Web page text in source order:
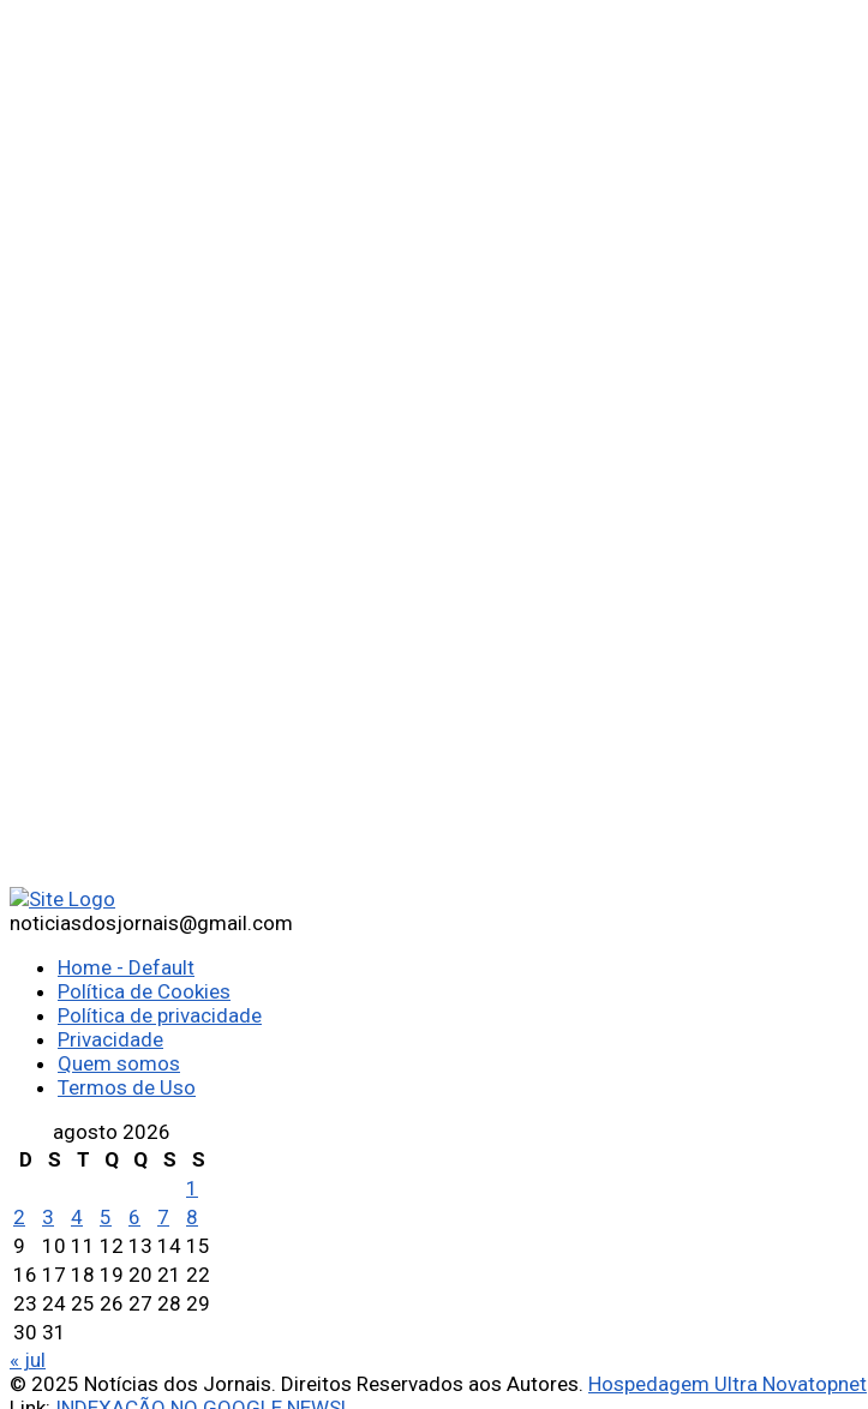
noticiasdosjornais@gmail.com
Home - Default
Política de Cookies
Política de privacidade
Privacidade
Quem somos
Termos de Uso
agosto 2026
D
S T Q Q S
S
1
2
3 4 5 6 7
8
9
10 11 12 13 14 15
16 17 18 19 20 21 22
23 24 25 26 27 28 29
30 31
« jul
© 2025 Notícias dos Jornais. Direitos Reservados aos Autores. Hospedagem Ultra Novatopnet